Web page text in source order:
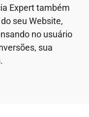
Expert também
seu Website,
no usuário
sua